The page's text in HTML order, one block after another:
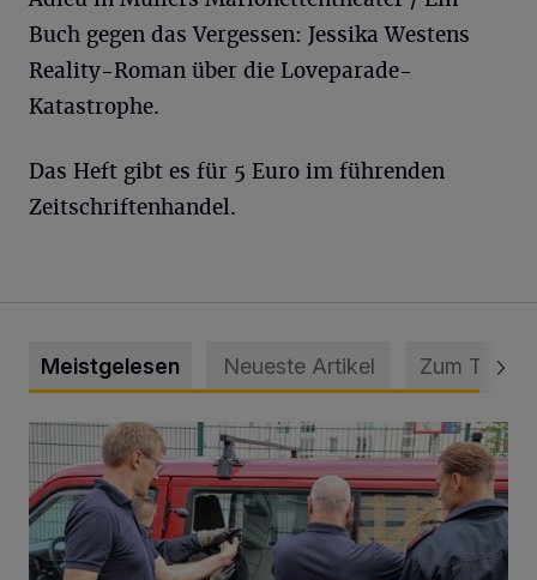
Buch gegen das Vergessen: Jessika Westens
Reality-Roman über die Loveparade-
Katastrophe.
Das Heft gibt es für 5 Euro im führenden
Zeitschriftenhandel.
Meistgelesen Neueste Artikel Zum Thema
Feuerwehr befreit Kind aus verschlossenem VW Bulli